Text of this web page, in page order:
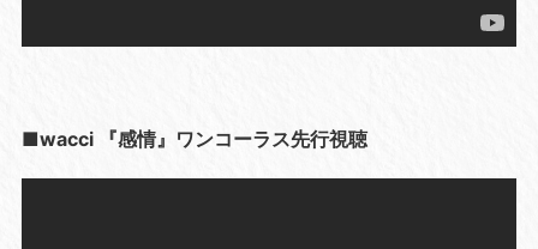
■wacci 『感情』ワンコーラス先行視聴